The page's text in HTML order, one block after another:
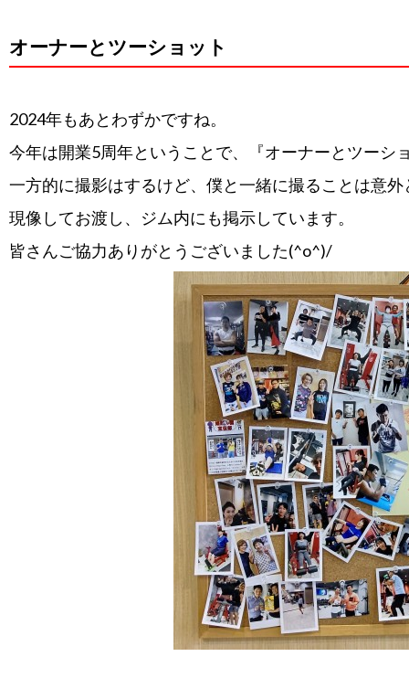
オーナーとツーショット
2024年もあとわずかですね。
今年は開業5周年ということで、『オーナーとツーシ
一方的に撮影はするけど、僕と一緒に撮ることは意
現像してお渡し、ジム内にも掲示しています。
皆さんご協力ありがとうございました(^o^)/